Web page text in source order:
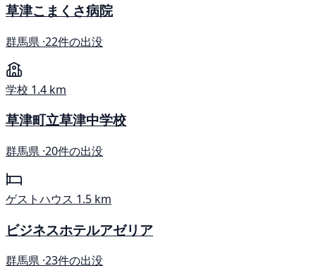
草津こまくさ病院
群馬県 ·22件の出没
学校 1.4 km
草津町立草津中学校
群馬県 ·20件の出没
ゲストハウス 1.5 km
ビジネスホテルアゼリア
群馬県 ·23件の出没